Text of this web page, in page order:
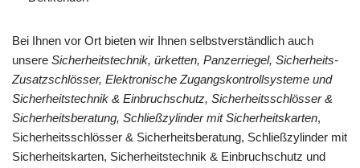
Bei Ihnen vor Ort bieten wir Ihnen selbstverständlich auch
unsere Sicherheitstechnik, ürketten, Panzerriegel, Sicherheits-
Zusatzschlösser, Elektronische Zugangskontrollsysteme und
Sicherheitstechnik & Einbruchschutz, Sicherheitsschlösser &
Sicherheitsberatung, Schließzylinder mit Sicherheitskarten,
Sicherheitsschlösser & Sicherheitsberatung, Schließzylinder mit
Sicherheitskarten, Sicherheitstechnik & Einbruchschutz und